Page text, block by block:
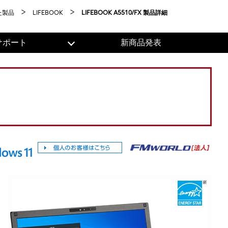
製品 LIFEBOOK LIFEBOOK A5510/FX 製品詳細
ポート 新商品発表